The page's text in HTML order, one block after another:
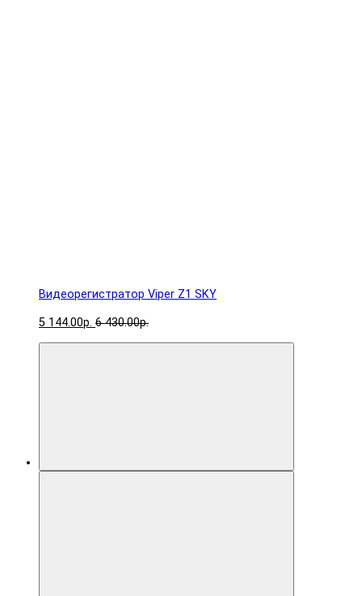
Видеорегистратор Viper Z1 SKY
5 144.00р. 6 430.00р.